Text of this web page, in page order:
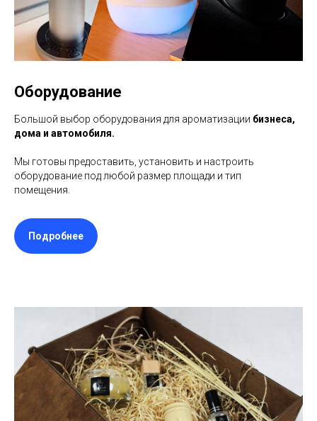
Оборудование
Большой выбор оборудования для ароматизации бизнеса,
дома и автомобиля.
Мы готовы предоставить, установить и настроить
оборудование под любой размер площади и тип
помещения.
Подробнее